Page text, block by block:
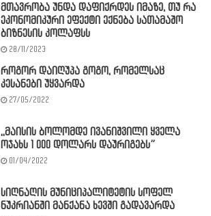
მთავრობა უნდა დაფიქრდეს იმაზე, თუ რა
ეკონომიკური ეფექტი ექნება სათამაშო
ბიზნესის კოლაფსს
28/11/2023
როგორ დაიღუპა გოგო, რომელსაც
კესანები უყვარდა
27/05/2022
,,მაისის ბოლომდე ივანიშვილი ყველა
ოჯახს 1 000 დოლარს დაურიგებს”
01/04/2022
სიღნაღის მუნიციპალიტეტის სოფელ
ნუკრიანში მანქანა ხევში გადავარდა